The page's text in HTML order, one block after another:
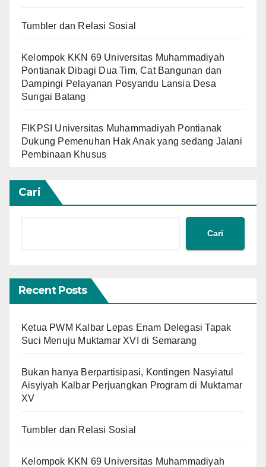
Tumbler dan Relasi Sosial
Kelompok KKN 69 Universitas Muhammadiyah
Pontianak Dibagi Dua Tim, Cat Bangunan dan
Dampingi Pelayanan Posyandu Lansia Desa
Sungai Batang
FIKPSI Universitas Muhammadiyah Pontianak
Dukung Pemenuhan Hak Anak yang sedang Jalani
Pembinaan Khusus
Cari
Cari
Recent Posts
Ketua PWM Kalbar Lepas Enam Delegasi Tapak
Suci Menuju Muktamar XVI di Semarang
Bukan hanya Berpartisipasi, Kontingen Nasyiatul
Aisyiyah Kalbar Perjuangkan Program di Muktamar
XV
Tumbler dan Relasi Sosial
Kelompok KKN 69 Universitas Muhammadiyah